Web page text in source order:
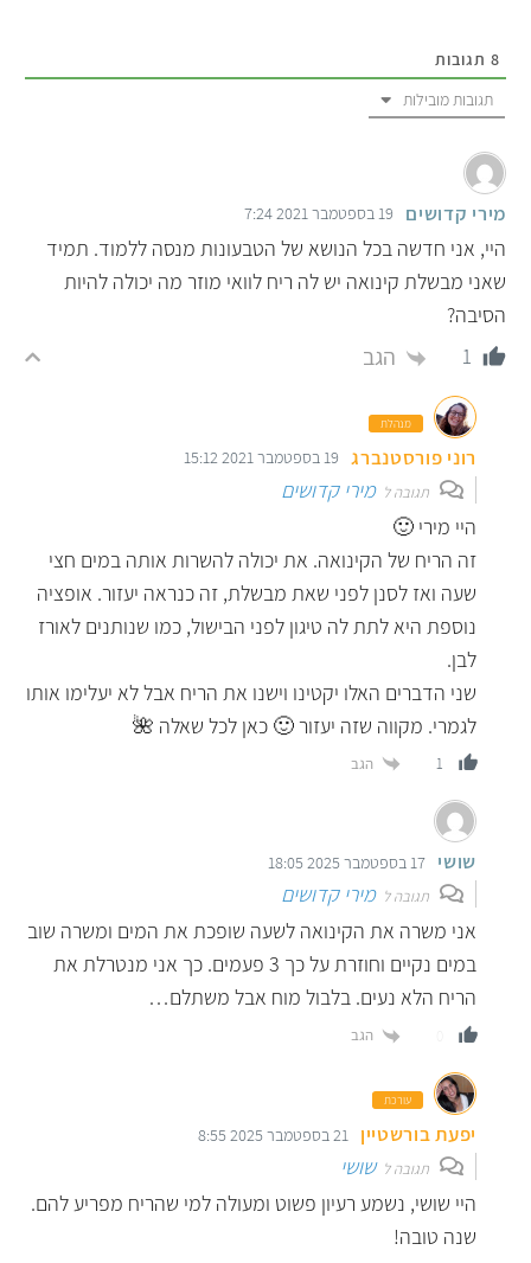
8 תגובות
תגובות מובילות
מירי קדושים 19 בספטמבר 2021 7:24
היי, אני חדשה בכל הנושא של הטבעונות מנסה ללמוד. תמיד
שאני מבשלת קינואה יש לה ריח לוואי מוזר מה יכולה להיות
הסיבה?
1
הגב
מנהלת
רוני פורסטנברג 19 בספטמבר 2021 15:12
תגובה למירי קדושים
היי מירי 🙂
זה הריח של הקינואה. את יכולה להשרות אותה במים חצי
שעה ואז לסנן לפני שאת מבשלת, זה כנראה יעזור. אופציה
נוספת היא לתת לה טיגון לפני הבישול, כמו שנותנים לאורז
לבן.
שני הדברים האלו יקטינו וישנו את הריח אבל לא יעלימו אותו
לגמרי. מקווה שזה יעזור 🙂 כאן לכל שאלה 🌺
1 הגב
שושי 17 בספטמבר 2025 18:05
תגובה למירי קדושים
אני משרה את הקינואה לשעה שופכת את המים ומשרה שוב
במים נקיים וחוזרת על כך 3 פעמים. כך אני מנטרלת את
הריח הלא נעים. בלבול מוח אבל משתלם…
הגב
עורכת
יפעת בורשטיין 21 בספטמבר 2025 8:55
תגובה לשושי
היי שושי, נשמע רעיון פשוט ומעולה למי שהריח מפריע להם.
שנה טובה!